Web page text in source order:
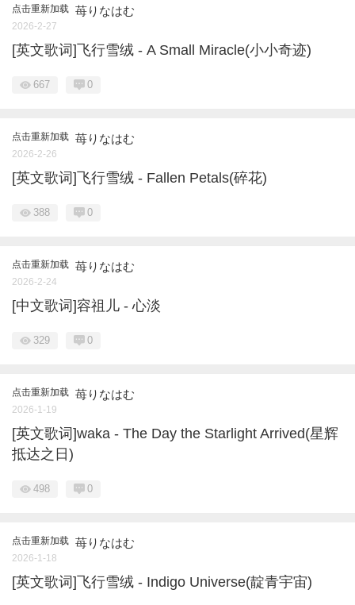
点击重新加载 苺りなはむ
2026-2-27
[英文歌词]飞行雪绒 - A Small Miracle(小小奇迹)
667 0
点击重新加载 苺りなはむ
2026-2-26
[英文歌词]飞行雪绒 - Fallen Petals(碎花)
388 0
点击重新加载 苺りなはむ
2026-2-24
[中文歌词]容祖儿 - 心淡
329 0
点击重新加载 苺りなはむ
2026-1-19
[英文歌词]waka - The Day the Starlight Arrived(星辉
抵达之日)
498 0
点击重新加载 苺りなはむ
2026-1-18
[英文歌词]飞行雪绒 - Indigo Universe(靛青宇宙)